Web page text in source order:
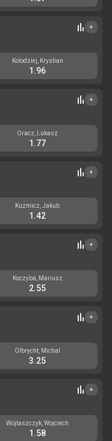
+
Kolodziej, Krystian
1.96
+
Oracz, Lukasz
1.77
+
Kuzmicz, Jakub
1.42
+
Koczyba, Mariusz
2.55
+
Olbrycht, Michal
3.25
+
Wojtaszczyk, Wojciech
1.58